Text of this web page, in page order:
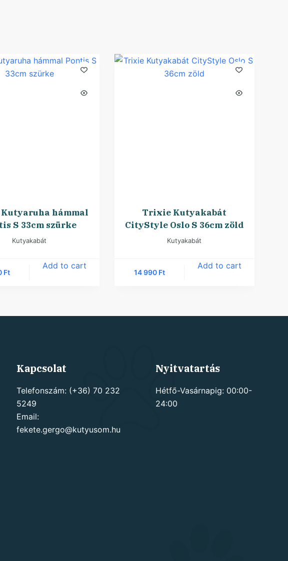
hámmal
S 33cm szürke
Kutyakabát
Ft
Add to cart
Trixie Kutyakabát
CityStyle Oslo S 36cm zöld
Kutyakabát
14 990 Ft
Add to cart
Kapcsolat
Telefonszám: (+36) 70 232
5249
Email:
fekete.gergo@kutyusom.hu
Nyitvatartás
Hétfő-Vasárnapig: 00:00-
24:00